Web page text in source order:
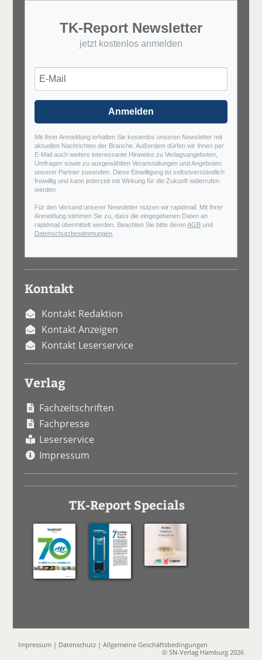
TK-Report Newsletter
jetzt kostenlos anmelden
Anmelden
Mit Ihrer Anmeldung erhalten Sie kostenlos unseren Newsletter mit
aktuellen Nachrichten der Branche. Außerdem dürfen wir Ihnen per
E-Mail auch weitere interessante Hinweise zu Verlagsangeboten,
Umfragen sowie zu ausgewählten Veranstaltungen und Angeboten
unserer Partner zusenden. Diese Einwilligung ist selbstverständlich
freiwillig und kann jederzeit mit Wirkung für die Zukunft widerrufen
werden.
Für den Versand unserer Newsletter nutzen wir rapidmail. Mit Ihrer
Anmeldung stimmen Sie zu, dass die eingegebenen Daten an
rapidmail übermittelt werden. Beachten Sie bitte derenAGB und
Datenschutzbestimmungen
Kontakt
Kontakt Redaktion
Kontakt Anzeigen
Kontakt Leserservice
Verlag
Fachzeitschriften
Fachpresse
Leserservice
Impressum
TK-Report Specials
Impressum | Datenschutz |Allgemeine Geschäftsbedingungen
© SN-Verlag Hamburg 2026